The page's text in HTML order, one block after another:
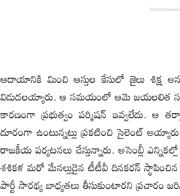
ఆదాయానికి మించి ఆస్తుల కేసులో జైలు శిక్ష
విడుదలయ్యారు. ఆ సమయంలో ఆమె జయలలిత సమాది
కారణంగా ప్రభుత్వం పర్మిషన్ ఇవ్వలేదు.
దూరంగా ఉంటున్నట్లు ప్రకటించి సైలెంట్
రాజకీయ పర్యటనలు చేస్తున్నారు. అసెంబ్లీ
శశికళ మరో మేనల్లుడైన టీటీవీ దినకరన్
పార్టీ సారథ్య బాధ్యతలు తీసుకుంటారని ప్రచారం